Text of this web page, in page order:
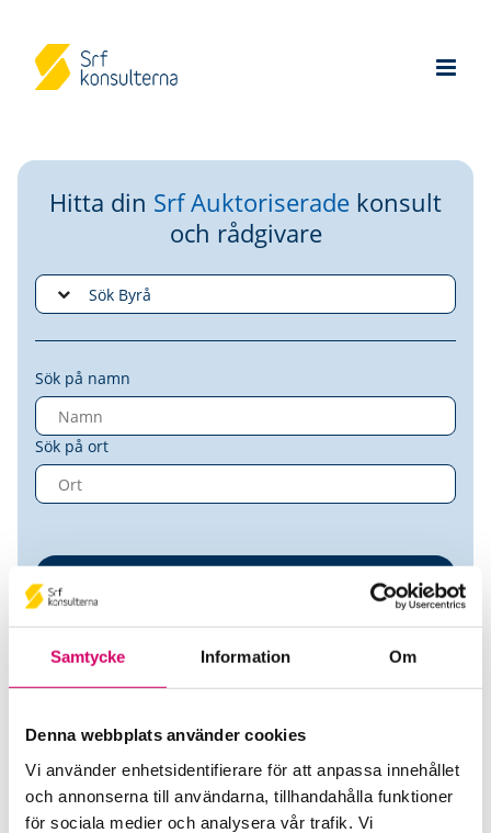
Samtycke Information Om
Denna webbplats använder cookies
Vi använder enhetsidentifierare för att anpassa innehållet
och annonserna till användarna, tillhandahålla funktioner
för sociala medier och analysera vår trafik. Vi
Hitta din Srf Auktoriserade konsult
och rådgivare
Sök på namn
Sök på ort
Adsidera AB